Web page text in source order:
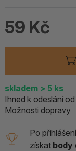
59 Kč
skladem > 5 ks
Ihned k odeslání
Možnosti dopravy
Po
získat body